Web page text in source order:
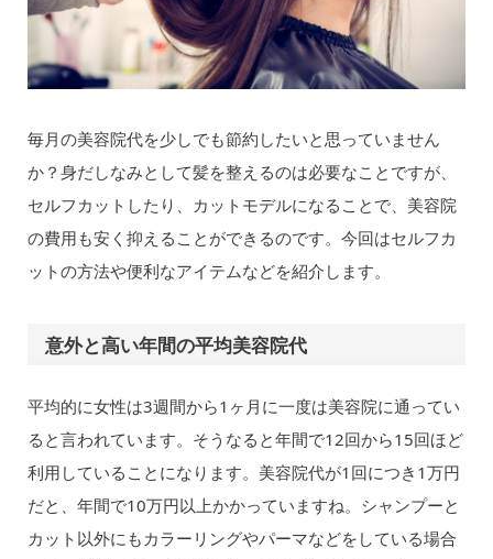
毎月の美容院代を少しでも節約したいと思っていません
か？身だしなみとして髪を整えるのは必要なことですが、
セルフカットしたり、カットモデルになることで、美容院
の費用も安く抑えることができるのです。今回はセルフカ
ットの方法や便利なアイテムなどを紹介します。
意外と高い年間の平均美容院代
平均的に女性は3週間から1ヶ月に一度は美容院に通ってい
ると言われています。そうなると年間で12回から15回ほど
利用していることになります。美容院代が1回につき1万円
だと、年間で10万円以上かかっていますね。シャンプーと
カット以外にもカラーリングやパーマなどをしている場合